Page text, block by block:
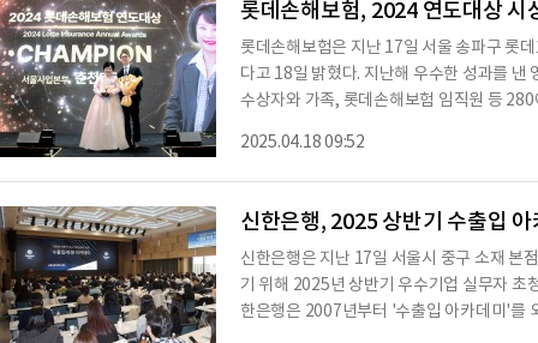
롯데손해보험, 2024 연도대상 시
롯데손해보험은 지난 17일 서울 송파구 롯
다고 18일 밝혔다. 지난해 우수한 성과를
수상자와 가족, 롯데손해보험 임직원 등
언과 명예의 전당 등 총 19회 연도대상을 수
으며 총 상금 1500만원을 받았다.강 대표는
2025.04.18 09:52
신한은행, 2025 상반기 수출입
신한은행은 지난 17일 서울시 중구 소재 본
기 위해 2025년 상반기 우수기업 실무자 초
한은행은 2007년부터 '수출입 아카데미'를